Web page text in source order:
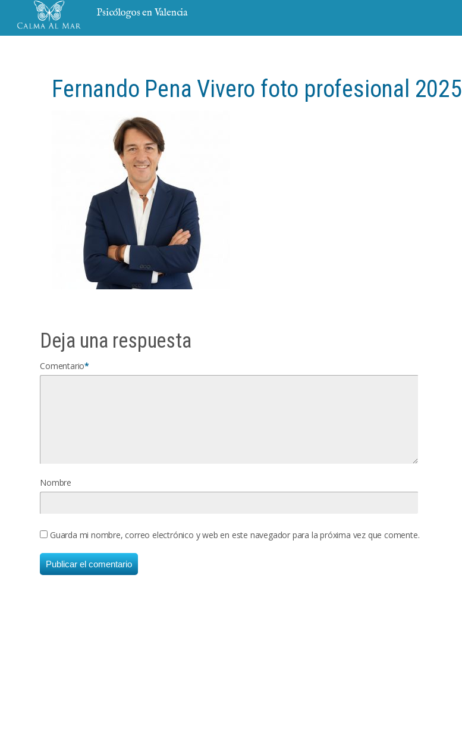
Psicólogos en Valencia
Fernando Pena Vivero foto profesional 2025
Deja una respuesta
Comentario*
Nombre
Guarda mi nombre, correo electrónico y web en este navegador para la próxima vez que comente.